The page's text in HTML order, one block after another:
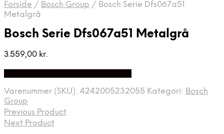
Forside / Bosch Group / Bosch Serie Dfs067a51
Metalgrå
Bosch Serie Dfs067a51 Metalgrå
3.559,00 kr.
Varenummer (SKU): 4242005232055 Kategori: Bosch
Group
Previous Product
Next Product